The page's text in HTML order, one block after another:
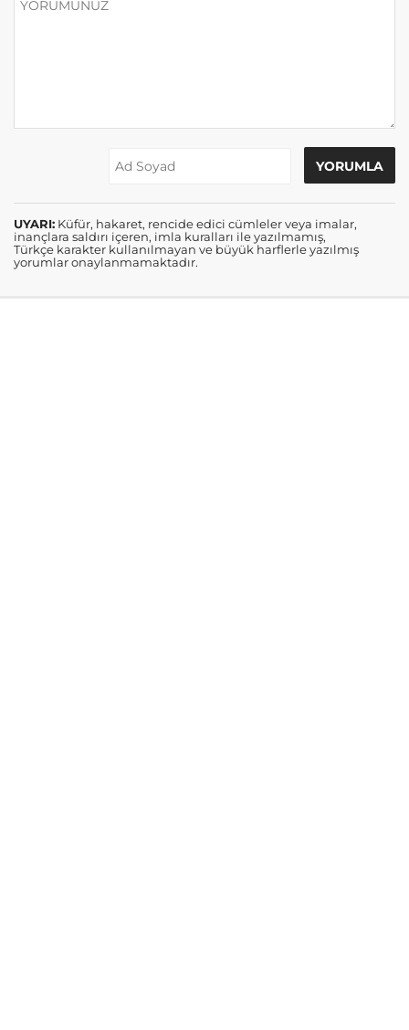
UYARI: Küfür, hakaret, rencide edici cümleler veya imalar,
inançlara saldırı içeren, imla kuralları ile yazılmamış,
Türkçe karakter kullanılmayan ve büyük harflerle yazılmış
yorumlar onaylanmamaktadır.